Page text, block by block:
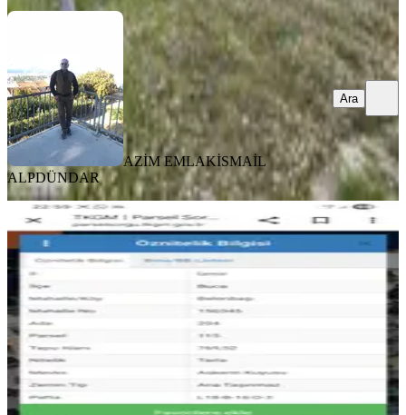
AZİM EMLAKİSMAİL
ALPDÜNDAR
Ara
Asil'den Buca Belenbaşında 759 M2
Satılık Tarla
Buca, Belenbaşı Mahallesi
5.270/m²·22.04.2026
4.250.000 ₺
ASİL EMLAK